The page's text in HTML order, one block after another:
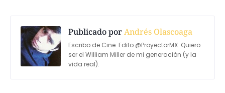
Publicado porAndrés Olascoaga
Escribo de Cine. Edito @ProyectorMX. Quiero
ser el William Miller de mi generación (y la
vida real).